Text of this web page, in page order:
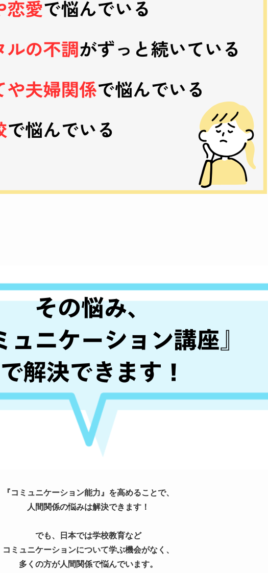
『コミュニケーション能力』を高めることで、
人間関係の悩みは解決できます！
でも、日本では学校教育など
コミュニケーションについて学ぶ機会がなく、
多くの方が人間関係で悩んでいます。